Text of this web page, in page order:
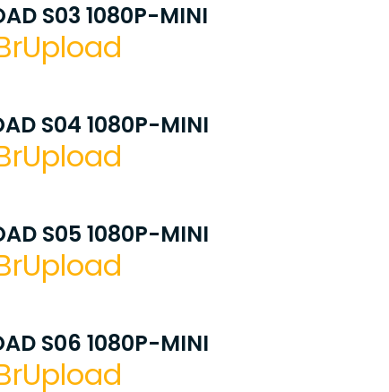
S03 1080P-MINI
S04 1080P-MINI
S05 1080P-MINI
S06 1080P-MINI